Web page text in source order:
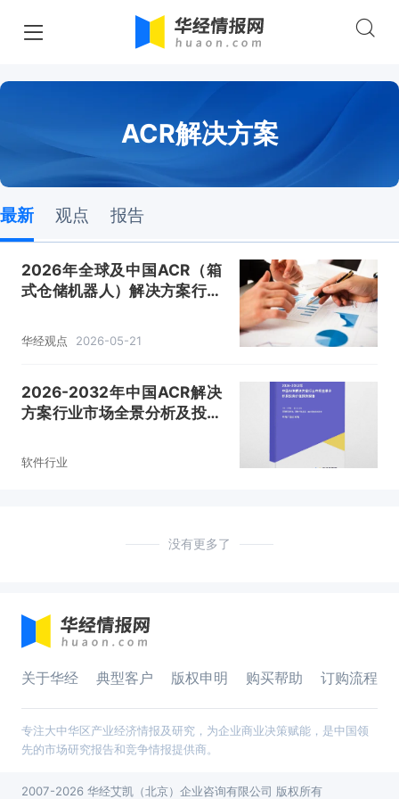
ACR解决方案
最新 观点 报告
2026年全球及中国ACR（箱
式仓储机器人）解决方案行业
或将实现规模化落地「图」
华经观点 2026-05-21
2026-2032年中国ACR解决
方案行业市场全景分析及投资
软件行业
没有更多了
关于华经 典型客户 版权申明 购买帮助 订购流程
专注大中华区产业经济情报及研究，为企业商业决策赋能，是中国领
先的市场研究报告和竞争情报提供商。
2007-2026 华经艾凯（北京）企业咨询有限公司 版权所有